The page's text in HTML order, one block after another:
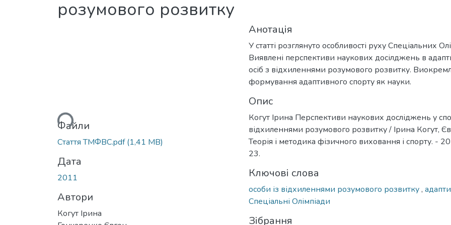
розумового розвитку
Вантажиться...
Файли
Стаття ТМФВС.pdf(1,41 MB)
Дата
2011
Автори
Когут Ірина
Анотація
У статті розглянуто особливості руху Спеціальних
Виявлені перспективи наукових досілджень в
осіб з відхиленнями розумового розвитку.
формування адаптивного спорту як науки.
Опис
Когут Ірина Перспективи наукових досліджень у
відхиленнями розумового розвитку / Ірина Когут,
Теорія і методика фізичного виховання і спорту. -
23.
Ключові слова
особи із відхиленнями розумового розвитку,
Спеціальні Олімпіади
Зібрання